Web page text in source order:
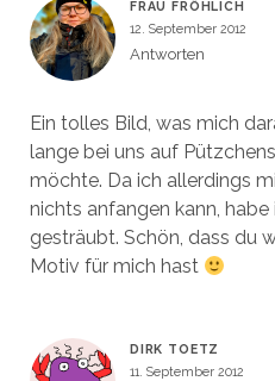
FRAU FRÖHLICH
12. September 2012
Antworten
Ein tolles Bild, was mich
lange bei uns auf
möchte. Da ich allerdings
nichts anfangen kann,
gesträubt. Schön, dass du
Motiv für mich hast
DIRK TOETZ
11. September 2012